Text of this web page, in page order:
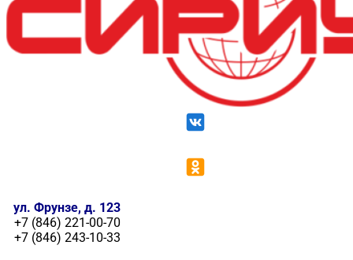
ул. Фрунзе, д. 123
+7 (846) 221-00-70
+7 (846) 243-10-33